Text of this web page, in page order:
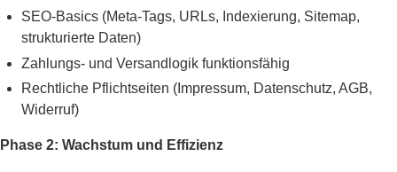
SEO-Basics (Meta-Tags, URLs, Indexierung, Sitemap,
strukturierte Daten)
Zahlungs- und Versandlogik funktionsfähig
Rechtliche Pflichtseiten (Impressum, Datenschutz, AGB,
Widerruf)
Phase 2: Wachstum und Effizienz